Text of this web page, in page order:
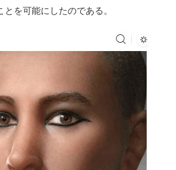
を可能にしたのである。